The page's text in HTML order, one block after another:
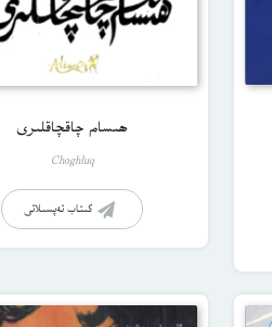
ھىسام چاقچاقلىرى
Choghluq
كىتاب تەپسىلاتى